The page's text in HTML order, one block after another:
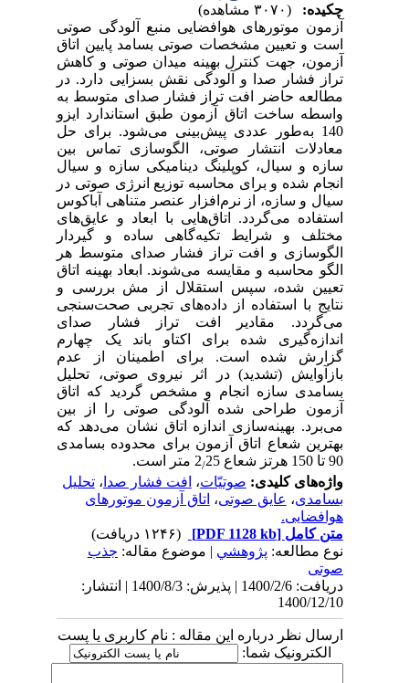
چکیده:
آزمون موتورهای هوافضایی منبع آلودگی صوتی
است و تعیین مشخصات صوتی بسامد پایین اتاق
آزمون، جهت کنترل بهینه میدان صوتی و کاهش
تراز فشار صدا و آلودگی نقش بسزایی دارد. در
مطالعه حاضر افت تراز فشار صدای متوسط به
واسطه ساخت اتاق آزمون طبق استاندارد ایزو
140 به‎‌طور عددی پیش‌بینی می‌شود. برای حل
معادلات انتشار صوتی، الگو‌سازی تماس بین
سازه و سیال، کوپلینگ دینامیکی سازه و سیال
انجام شده و برای محاسبه توزیع انرژی صوتی در
سیال و سازه، از نرم‌افزار عنصر متناهی آباکوس
استفاده می‌گردد. اتاق‌هایی با ابعاد و عایق‌های
مختلف و شرایط تکیه‌گاهی ساده و گیردار
الگو‌سازی و افت تراز فشار صدای متوسط هر
الگو محاسبه و مقایسه می‌شوند. ابعاد بهینه اتاق
تعیین شده، سپس استقلال از مش بررسی و
نتایج با استفاده از داده‌های تجربی صحت‌سنجی
می‌گردد. مقادیر افت تراز فشار صدای
اندازه‌گیری شده برای اکتاو باند یک چهارم
گزارش شده است. برای اطمینان از عدم
بازآوایش (تشدید) در اثر نیروی صوتی، تحلیل
بسامدی سازه انجام و مشخص گردید که اتاق
آزمون طراحی شده آلودگی صوتی را از بین
می‌برد. بهینه‌سازی اندازه اتاق نشان می‌دهد که
بهترین شعاع اتاق آزمون برای محدوده بسامدی
90 تا 150 هرتز شعاع 2
/25 متر است.
واژه‌های کلیدی:صوتیّات،افت فشار صدا، تحلیل
بسامدی،عایق صوتی،اتاق آزمون موتورهای
هوافضایی.
متن کامل[PDF 1128 kb]
نوع مطالعه:پژوهشي| موضوع مقاله:جذب‌
صوتی
دریافت: 1400/2/6 | پذیرش: 1400/8/3 | انتشار:
1400/12/10
ارسال نظر درباره این مقاله : نام کاربری یا پست
الکترونیک شما: